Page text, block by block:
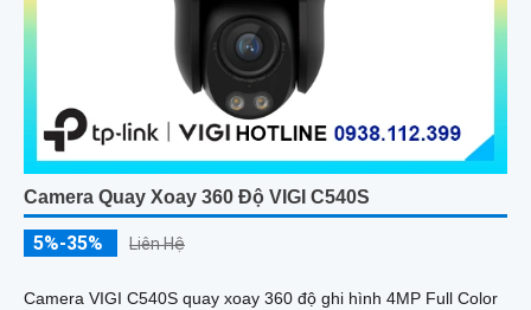
Camera Quay Xoay 360 Độ VIGI C540S
5%-35% Liên Hệ
Camera VIGI C540S quay xoay 360 độ ghi hình 4MP Full Color